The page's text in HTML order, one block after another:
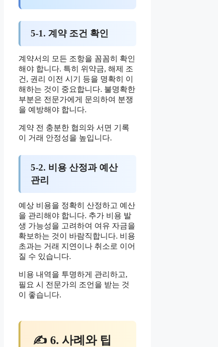
5-1. 계약 조건 확인
계약서의 모든 조항을 꼼꼼히 확인
해야 합니다. 특히 위약금, 해제 조
건, 권리 이전 시기 등을 명확히 이
해하는 것이 중요합니다. 불명확한
부분은 전문가에게 문의하여 분쟁
을 예방해야 합니다.
계약 전 충분한 협의와 서면 기록
이 거래 안정성을 높입니다.
5-2. 비용 산정과 예산
관리
예상 비용을 정확히 산정하고 예산
을 관리해야 합니다. 추가 비용 발
생 가능성을 고려하여 여유 자금을
확보하는 것이 바람직합니다. 비용
초과는 거래 지연이나 취소로 이어
질 수 있습니다.
비용 내역을 투명하게 관리하고,
필요 시 전문가의 조언을 받는 것
이 좋습니다.
✍ 6. 사례와 팁